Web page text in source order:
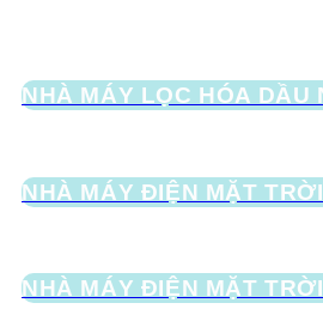
NHÀ MÁY LỌC HÓA DẦU
NHÀ MÁY ĐIỆN MẶT
NHÀ MÁY ĐIỆN MẶT